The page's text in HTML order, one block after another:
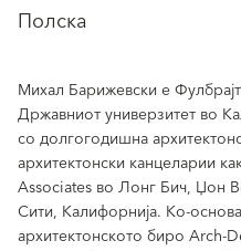
Полска
Михал Барижевски е
Државниот универзитет во
со долгогодишна
архитектонски канцеларии
Associates во Лонг Бич, Џон
Сити, Калифорнија. Ко-
архитектонското биро Arch-